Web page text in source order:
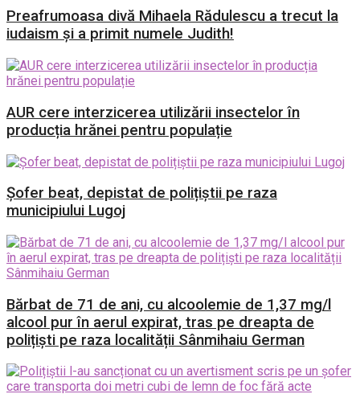
Preafrumoasa divă Mihaela Rădulescu a trecut la
iudaism și a primit numele Judith!
AUR cere interzicerea utilizării insectelor în
producția hrănei pentru populație
Șofer beat, depistat de polițiștii pe raza
municipiului Lugoj
Bărbat de 71 de ani, cu alcoolemie de 1,37 mg/l
alcool pur în aerul expirat, tras pe dreapta de
polițiști pe raza localității Sânmihaiu German